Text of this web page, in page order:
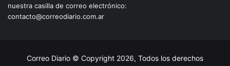
nuestra casilla de correo electrónico:
contacto@correodiario.com.ar
Correo Diario © Copyright 2026, Todos los derechos